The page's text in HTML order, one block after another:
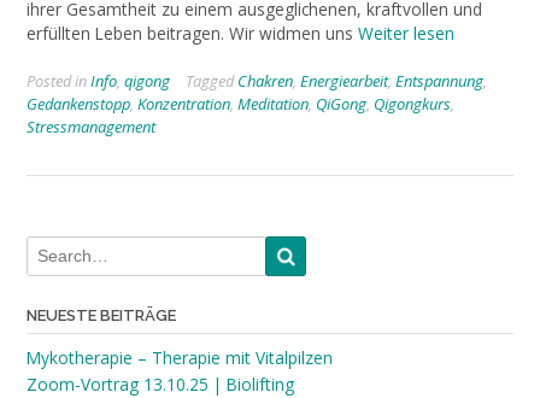
ihrer Gesamtheit zu einem ausgeglichenen, kraftvollen und
erfüllten Leben beitragen. Wir widmen uns Weiter lesen
Posted inInfo, qigong TaggedChakren, Energiearbeit, Entspannung,
Gedankenstopp, Konzentration, Meditation, QiGong, Qigongkurs,
Stressmanagement
NEUESTE BEITRÄGE
Mykotherapie – Therapie mit Vitalpilzen
Zoom-Vortrag 13.10.25 | Biolifting